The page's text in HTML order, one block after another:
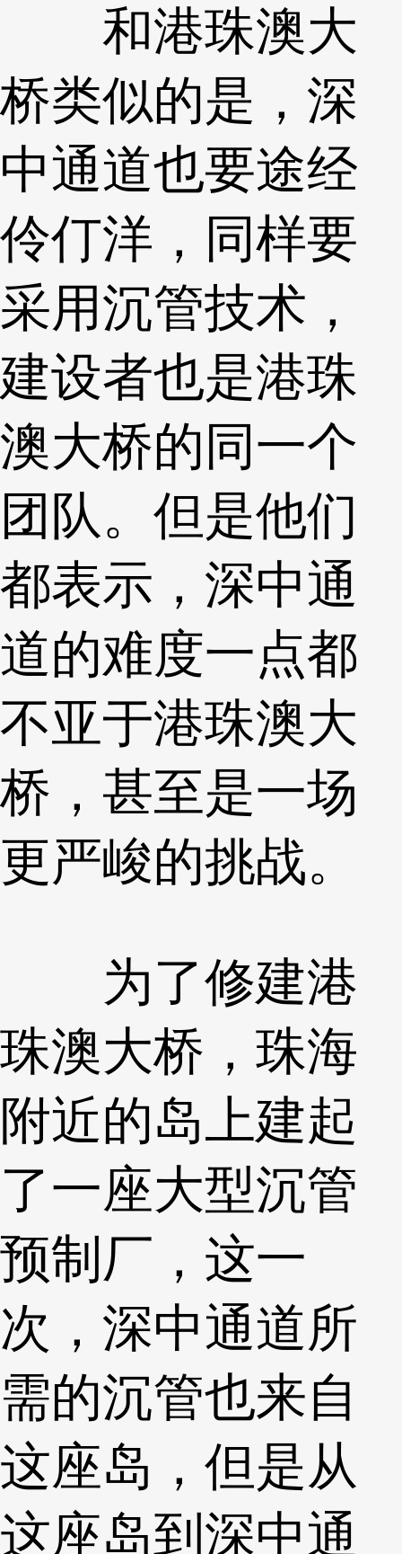
和港珠澳大
桥类似的是，深
中通道也要途经
伶仃洋，同样要
采用沉管技术，
建设者也是港珠
澳大桥的同一个
团队。但是他们
都表示，深中通
道的难度一点都
不亚于港珠澳大
桥，甚至是一场
更严峻的挑战。
为了修建港
珠澳大桥，珠海
附近的岛上建起
了一座大型沉管
预制厂，这一
次，深中通道所
需的沉管也来自
这座岛，但是从
这座岛到深中通